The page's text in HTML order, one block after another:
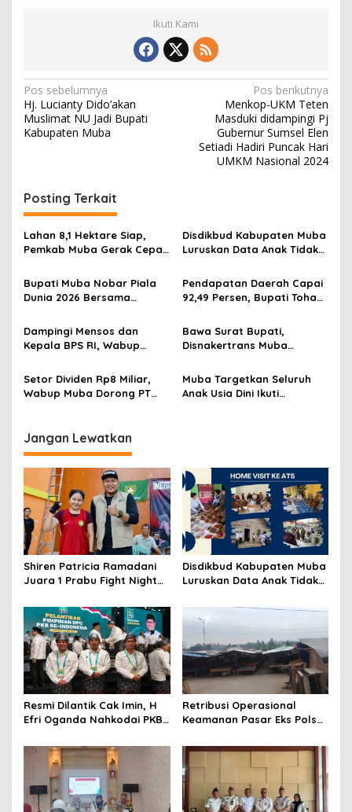
Ikuti Kami
N
a
v
a
s
i
o
Pos sebelumnya
Hj. Lucianty Dido’akan
Muslimat NU Jadi Bupati
Kabupaten Muba
Pos berikutnya
Menkop-UKM Teten
Masduki didampingi Pj
Gubernur Sumsel Elen
Setiadi Hadiri Puncak Hari
UMKM Nasional 2024
Posting Terkait
Lahan 8,1 Hektare Siap,
Pemkab Muba Gerak Cepat
Rakyat
Disdikbud Kabupaten Muba
Luruskan Data Anak Tidak
Bupati Muba Nobar Piala
Dunia 2026 Bersama
Swiss 3-1
Pendapatan Daerah Capai
92,49 Persen, Bupati Toha
Pertanggungjawaban APBD
2025 ke DPRD Muba
Dampingi Mensos dan
Kepala BPS RI, Wabup
Ekonomi 2026 Jadi Fondasi
Pembangunan
Bawa Surat Bupati,
Disnakertrans Muba
Jadi Prioritas di Industri
Migas
Setor Dividen Rp8 Miliar,
Wabup Muba Dorong PT
Optimalkan Migas
Muba Targetkan Seluruh
Anak Usia Dini Ikuti
Jangan Lewatkan
Shiren Patricia Ramadani
Juara 1 Prabu Fight Night
Disdikbud Kabupaten Muba
Luruskan Data Anak Tidak
Resmi Dilantik Cak Imin, H
Efri Oganda Nahkodai PKB
2031, Fokus Kaderisasi dan
Aspirasi Rakyat
Retribusi Operasional
Keamanan Pasar Eks Polsek
Sorotan, Pemkot Siap
Tempuh Jalur Hukum